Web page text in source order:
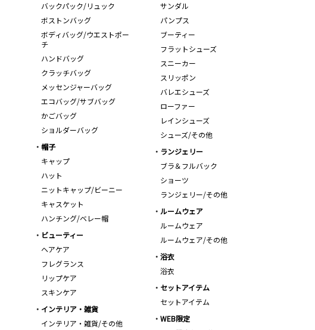
バックパック/リュック
ボストンバッグ
ボディバッグ/ウエストポー
チ
ハンドバッグ
クラッチバッグ
メッセンジャーバッグ
エコバッグ/サブバッグ
かごバッグ
ショルダーバッグ
サンダル
パンプス
ブーティー
フラットシューズ
スニーカー
スリッポン
バレエシューズ
ローファー
レインシューズ
シューズ/その他
帽子
キャップ
ハット
ニットキャップ/ビーニー
キャスケット
ハンチング/ベレー帽
ランジェリー
ブラ＆フルバック
ショーツ
ランジェリー/その他
ルームウェア
ルームウェア
ルームウェア/その他
ビューティー
ヘアケア
フレグランス
リップケア
スキンケア
浴衣
浴衣
セットアイテム
セットアイテム
インテリア・雑貨
インテリア・雑貨/その他
WEB限定